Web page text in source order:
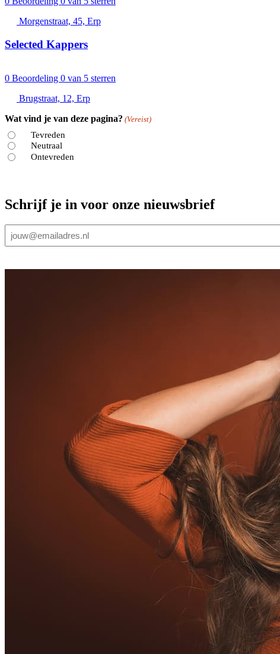
Morgenstraat, 45, Erp
Selected Kappers
0 Beoordeling 0 van 5 sterren
Brugstraat, 12, Erp
Wat vind je van deze pagina? (Vereist)
Tevreden
Neutraal
Ontevreden
Schrijf je in voor onze nieuwsbrief
mailadres